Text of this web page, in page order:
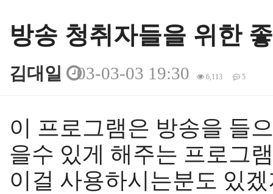
방송 청취자들을 위한
김대일 03-03-03 19:30 6,113 5
이 프로그램은 방송을 들
을수 있게 해주는 프로그
이걸 사용하시는분도 있